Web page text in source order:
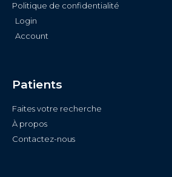
Politique de confidentialité
Login
Account
Patients
Faites votre recherche
À propos
Contactez-nous